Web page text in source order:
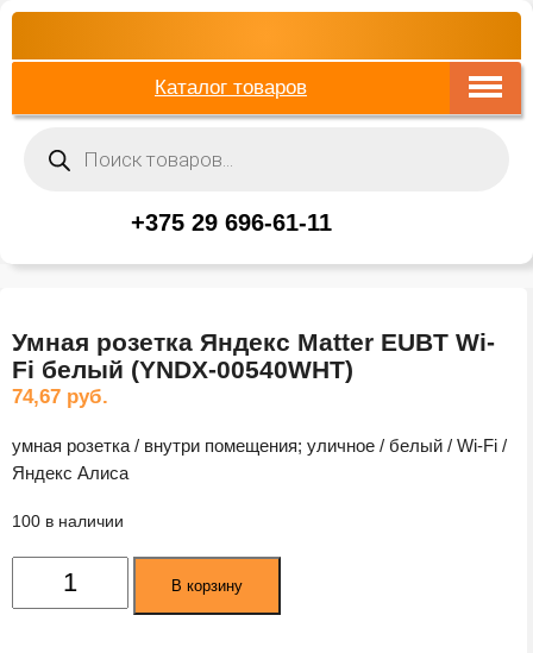
Каталог товаров
товаров
+375 29 696-61-11
Умная розетка Яндекс Matter EUBT Wi-
Fi белый (YNDX-00540WHT)
74,67 руб.
умная розетка / внутри помещения; уличное / белый / Wi-Fi /
Яндекс Алиса
100 в наличии
Количество
товара
В корзину